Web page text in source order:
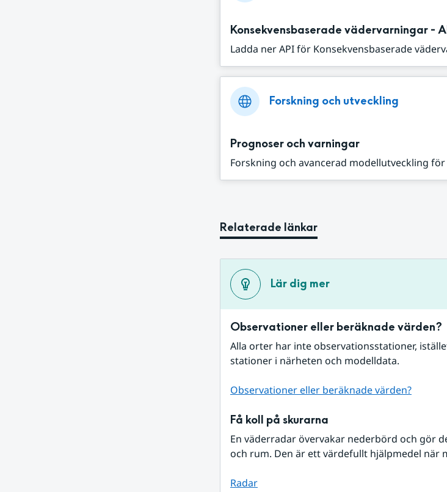
Konsekvensbaserade vädervarningar -
Ladda ner API för Konsekvensbaserade
Forskning och utveckling
Prognoser och varningar
Forskning och avancerad modellutveckling
Relaterade länkar
Lär dig mer
Observationer eller beräknade värden?
Alla orter har inte observationsstationer,
stationer i närheten och modelldata.
Observationer eller beräknade värden?
Få koll på skurarna
En väderradar övervakar nederbörd och gör
och rum. Den är ett värdefullt hjälpmedel när
Radar